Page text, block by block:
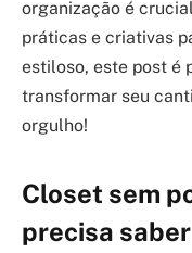
organização é
práticas e criativas
estiloso, este post é
transformar seu
orgulho!
Closet sem
precisa saber